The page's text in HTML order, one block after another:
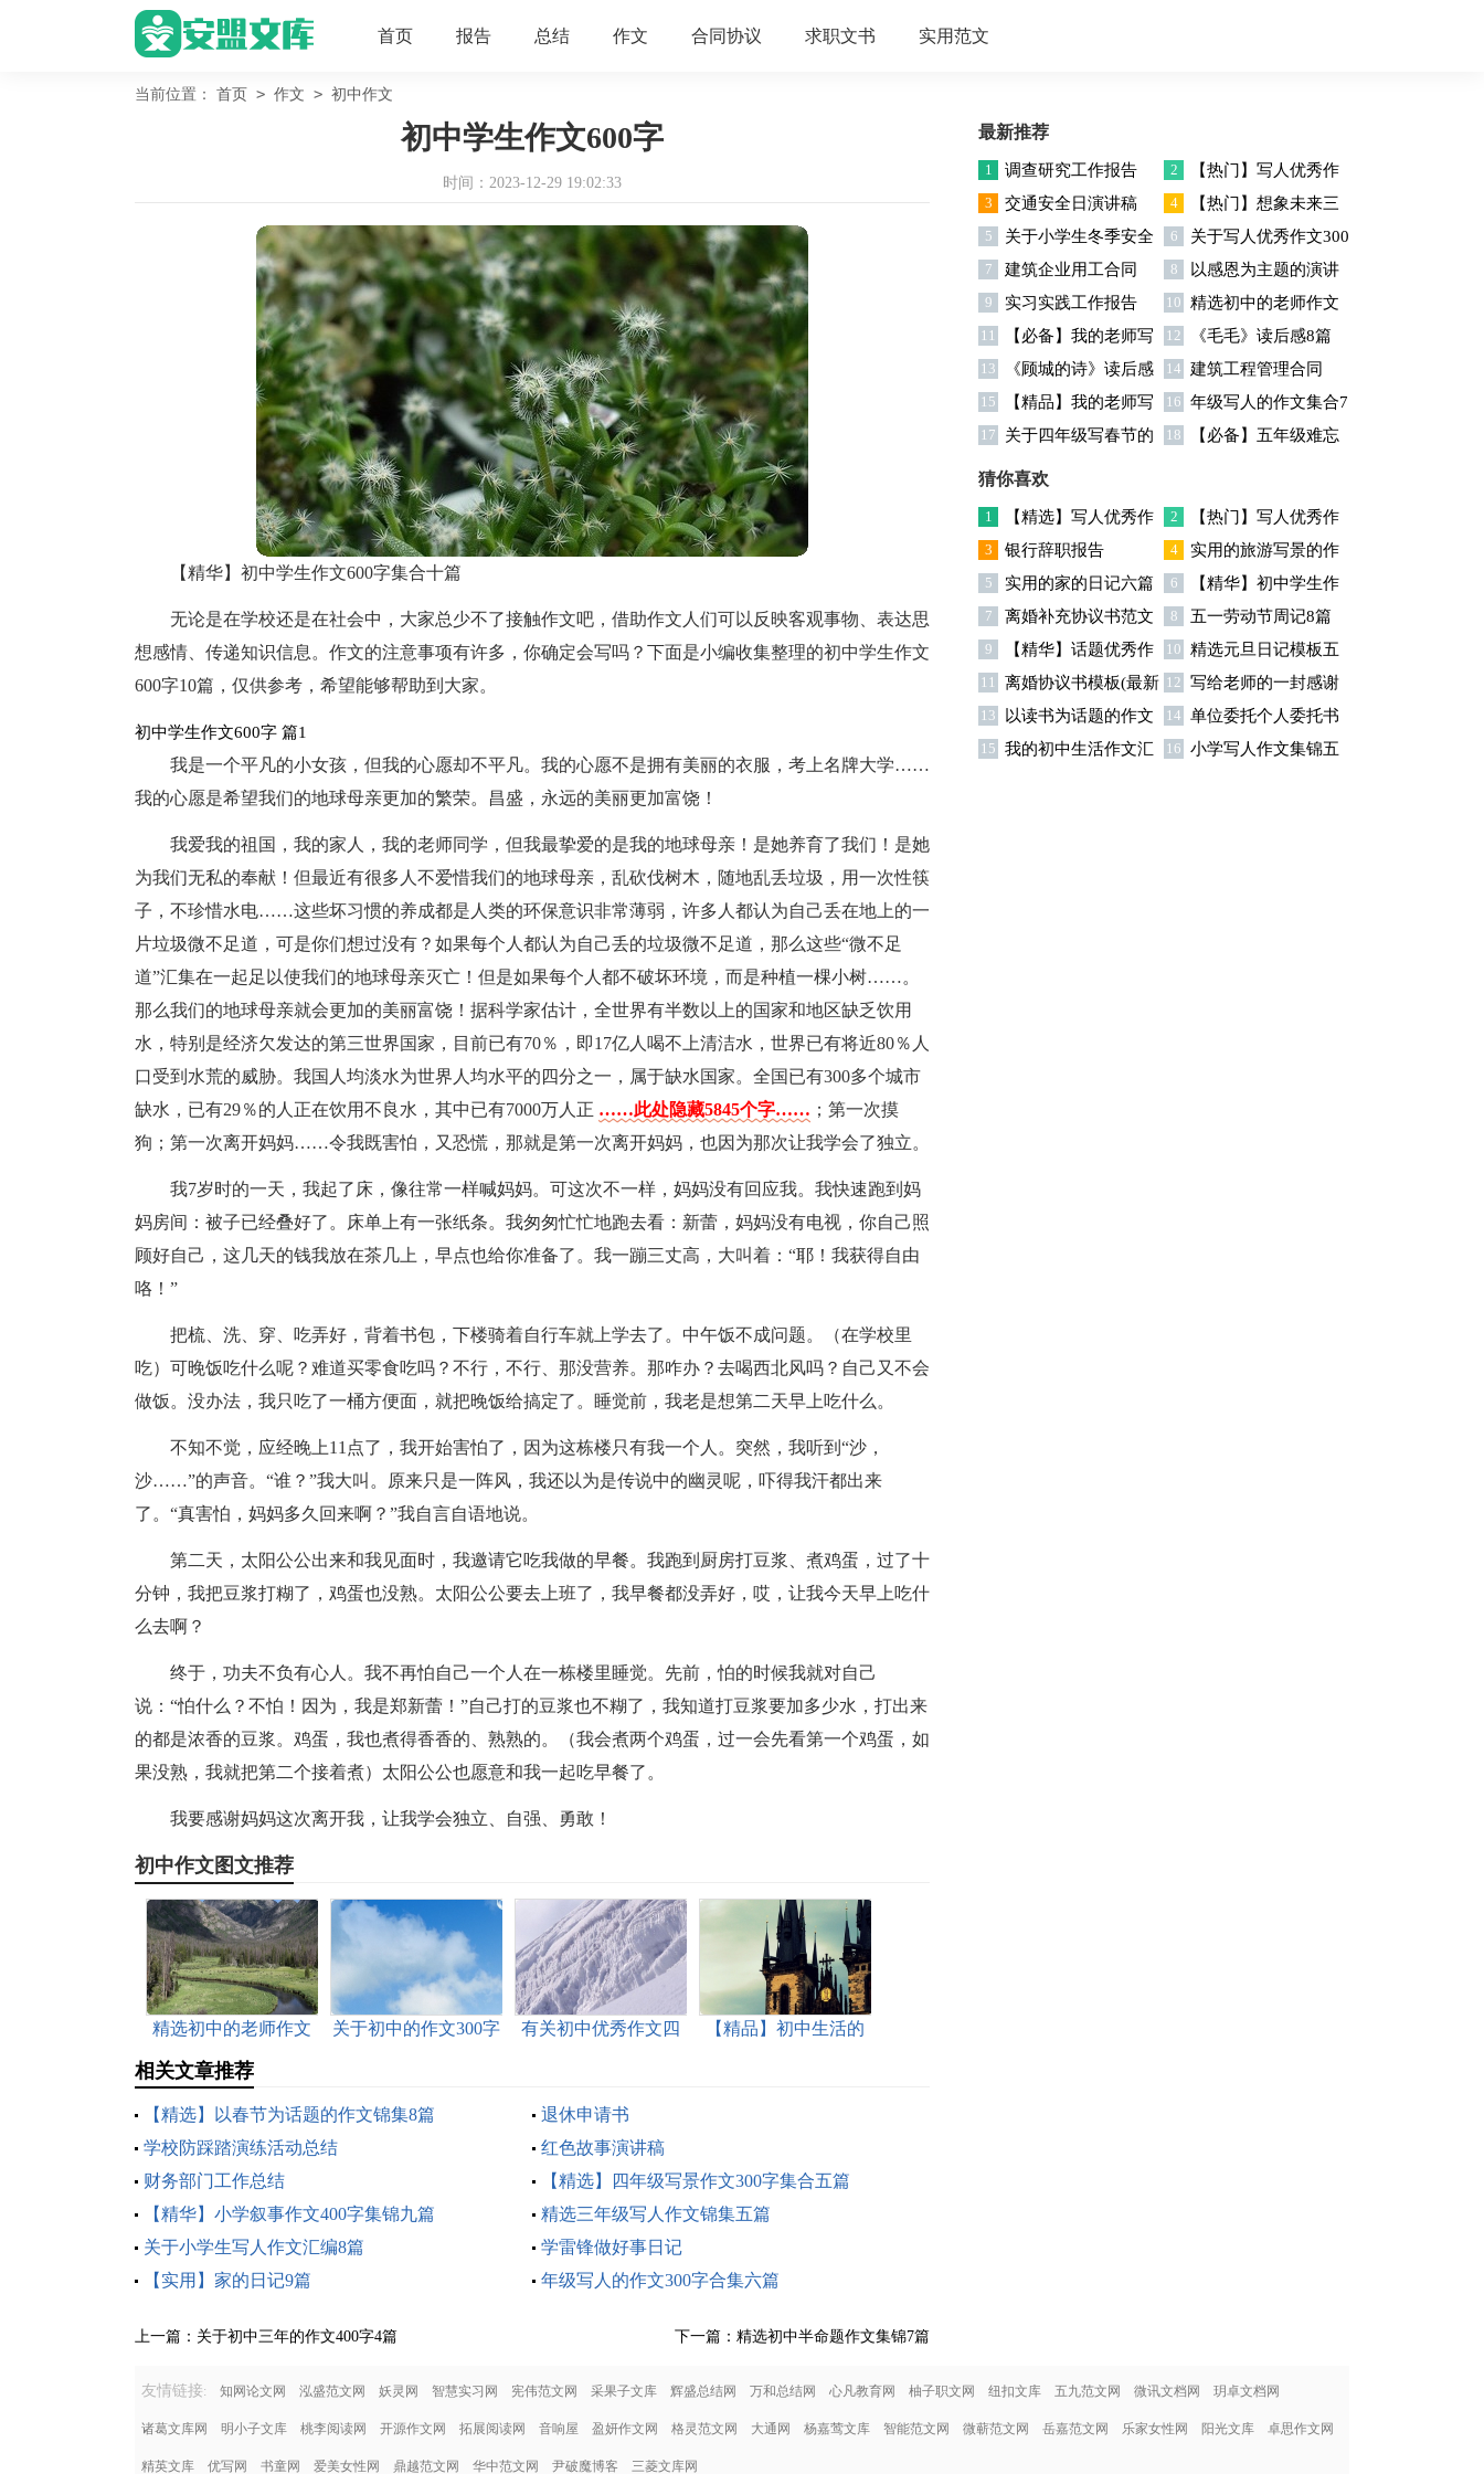
首页 报告 总结 作文 合同协议 求职文书 实用范文
当前位置： 首页 > 作文 > 初中作文
初中学生作文600字
时间：2023-12-29 19:02:33
【精华】初中学生作文600字集合十篇
无论是在学校还是在社会中，大家总少不了接触作文吧，借助作文人们可以反映客观事物、表达思
想感情、传递知识信息。作文的注意事项有许多，你确定会写吗？下面是小编收集整理的初中学生作文
600字10篇，仅供参考，希望能够帮助到大家。
初中学生作文600字 篇1
我是一个平凡的小女孩，但我的心愿却不平凡。我的心愿不是拥有美丽的衣服，考上名牌大学……
我的心愿是希望我们的地球母亲更加的繁荣。昌盛，永远的美丽更加富饶！
我爱我的祖国，我的家人，我的老师同学，但我最挚爱的是我的地球母亲！是她养育了我们！是她
为我们无私的奉献！但最近有很多人不爱惜我们的地球母亲，乱砍伐树木，随地乱丢垃圾，用一次性筷
子，不珍惜水电……这些坏习惯的养成都是人类的环保意识非常薄弱，许多人都认为自己丢在地上的一
片垃圾微不足道，可是你们想过没有？如果每个人都认为自己丢的垃圾微不足道，那么这些“微不足
道”汇集在一起足以使我们的地球母亲灭亡！但是如果每个人都不破坏环境，而是种植一棵小树……。
那么我们的地球母亲就会更加的美丽富饶！据科学家估计，全世界有半数以上的国家和地区缺乏饮用
水，特别是经济欠发达的第三世界国家，目前已有70％，即17亿人喝不上清洁水，世界已有将近80％人
口受到水荒的威胁。我国人均淡水为世界人均水平的四分之一，属于缺水国家。全国已有300多个城市
缺水，已有29％的人正在饮用不良水，其中已有7000万人正 ……此处隐藏5845个字…… ；第一次摸
狗；第一次离开妈妈……令我既害怕，又恐慌，那就是第一次离开妈妈，也因为那次让我学会了独立。
我7岁时的一天，我起了床，像往常一样喊妈妈。可这次不一样，妈妈没有回应我。我快速跑到妈
妈房间：被子已经叠好了。床单上有一张纸条。我匆匆忙忙地跑去看：新蕾，妈妈没有电视，你自己照
顾好自己，这几天的钱我放在茶几上，早点也给你准备了。我一蹦三丈高，大叫着：“耶！我获得自由
咯！”
把梳、洗、穿、吃弄好，背着书包，下楼骑着自行车就上学去了。中午饭不成问题。（在学校里
吃）可晚饭吃什么呢？难道买零食吃吗？不行，不行、那没营养。那咋办？去喝西北风吗？自己又不会
做饭。没办法，我只吃了一桶方便面，就把晚饭给搞定了。睡觉前，我老是想第二天早上吃什么。
不知不觉，应经晚上11点了，我开始害怕了，因为这栋楼只有我一个人。突然，我听到“沙，
沙……”的声音。“谁？”我大叫。原来只是一阵风，我还以为是传说中的幽灵呢，吓得我汗都出来
了。“真害怕，妈妈多久回来啊？”我自言自语地说。
第二天，太阳公公出来和我见面时，我邀请它吃我做的早餐。我跑到厨房打豆浆、煮鸡蛋，过了十
分钟，我把豆浆打糊了，鸡蛋也没熟。太阳公公要去上班了，我早餐都没弄好，哎，让我今天早上吃什
么去啊？
终于，功夫不负有心人。我不再怕自己一个人在一栋楼里睡觉。先前，怕的时候我就对自己
说：“怕什么？不怕！因为，我是郑新蕾！”自己打的豆浆也不糊了，我知道打豆浆要加多少水，打出来
的都是浓香的豆浆。鸡蛋，我也煮得香香的、熟熟的。（我会煮两个鸡蛋，过一会先看第一个鸡蛋，如
果没熟，我就把第二个接着煮）太阳公公也愿意和我一起吃早餐了。
我要感谢妈妈这次离开我，让我学会独立、自强、勇敢！
初中作文图文推荐
精选初中的老师作文
关于初中的作文300字
有关初中优秀作文四
【精品】初中生活的
相关文章推荐
【精选】以春节为话题的作文锦集8篇
退休申请书
学校防踩踏演练活动总结
红色故事演讲稿
财务部门工作总结
【精选】四年级写景作文300字集合五篇
【精华】小学叙事作文400字集锦九篇
精选三年级写人作文锦集五篇
关于小学生写人作文汇编8篇
学雷锋做好事日记
【实用】家的日记9篇
年级写人的作文300字合集六篇
上一篇： 关于初中三年的作文400字4篇 下一篇： 精选初中半命题作文集锦7篇
最新推荐
1 调查研究工作报告 2
【热门】写人优秀作
文300字集合7篇
3 交通安全日演讲稿 4
【热门】想象未来三
年级作文汇编7篇
5
关于小学生冬季安全
演讲稿
6
关于写人优秀作文300
字汇编六篇
7 建筑企业用工合同 8
以感恩为主题的演讲
稿
9 实习实践工作报告 10 精选初中的老师作文
锦集十篇
11
【必备】我的老师写
人作文集合八篇
12 《毛毛》读后感8篇
13 《顾城的诗》读后感 14 建筑工程管理合同
15
【精品】我的老师写
人作文集合5篇
16 年级写人的作文集合7
篇
17
关于四年级写春节的
作文4篇
18
【必备】五年级难忘
篇
猜你喜欢
1
【精选】写人优秀作
文300字集锦八篇
2
【热门】写人优秀作
文300字汇总8篇
3 银行辞职报告 4
实用的旅游写景的作
文汇总九篇
5 实用的家的日记六篇 6
【精华】初中学生作
文600字集合十篇
7
离婚补充协议书范文
合集九篇
8 五一劳动节周记8篇
9
【精华】话题优秀作
文300字集合9篇
10 精选元旦日记模板五
篇
11
离婚协议书模板(最新
版)
12 写给老师的一封感谢
信模板汇编9篇
13
以读书为话题的作文
(精选15篇)
14 单位委托个人委托书
15篇
15 我的初中生活作文汇
16 小学写人作文集锦五
友情链接: 知网论文网 泓盛范文网 妖灵网 智慧实习网 宪伟范文网 采果子文库 辉盛总结网 万和总结网 心凡教育网 柚子职文网 纽扣文库 五九范文网 微讯文档网 玥卓文档网
诸葛文库网 明小子文库 桃李阅读网 开源作文网 拓展阅读网 音响屋 盈妍作文网 格灵范文网 大通网 杨嘉莺文库 智能范文网 微蕲范文网 岳嘉范文网 乐家女性网 阳光文库 卓思作文网
精英文库 优写网 书童网 爱美女性网 鼎越范文网 华中范文网 尹破魔博客 三菱文库网